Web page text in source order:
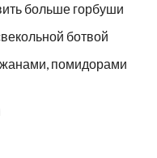
больше горбуши
ботвой
помидорами